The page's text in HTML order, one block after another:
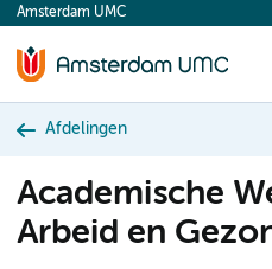
content
Amsterdam UMC
Afdelingen
Academische
Arbeid en